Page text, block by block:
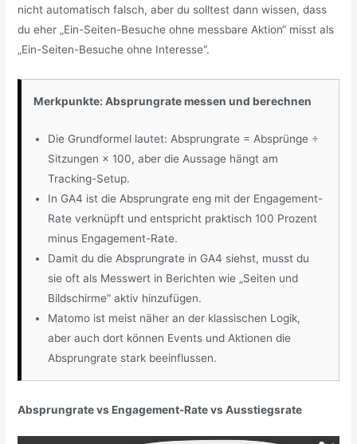
nicht automatisch falsch, aber du solltest dann wissen, dass
du eher „Ein-Seiten-Besuche ohne messbare Aktion“ misst als
„Ein-Seiten-Besuche ohne Interesse“.
Merkpunkte: Absprungrate messen und berechnen
Die Grundformel lautet: Absprungrate = Absprünge ÷
Sitzungen × 100, aber die Aussage hängt am
Tracking-Setup.
In GA4 ist die Absprungrate eng mit der Engagement-
Rate verknüpft und entspricht praktisch 100 Prozent
minus Engagement-Rate.
Damit du die Absprungrate in GA4 siehst, musst du
sie oft als Messwert in Berichten wie „Seiten und
Bildschirme“ aktiv hinzufügen.
Matomo ist meist näher an der klassischen Logik,
aber auch dort können Events und Aktionen die
Absprungrate stark beeinflussen.
Absprungrate vs Engagement-Rate vs Ausstiegsrate